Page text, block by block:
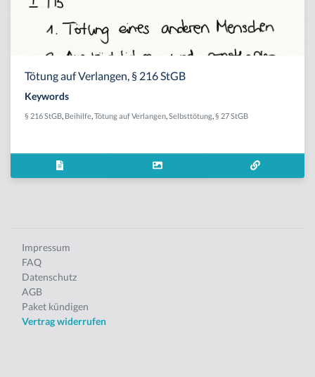
Tötung auf Verlangen, § 216 StGB
Keywords
§ 216 StGB Beihilfe Tötung auf Verlangen Selbsttötung § 27 StGB
Impressum
FAQ
Datenschutz
AGB
Paket kündigen
Vertrag widerrufen